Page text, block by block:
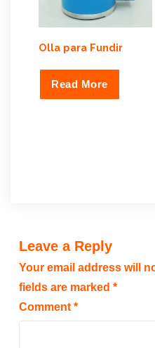
Olla para Fundir
Read More
Leave a Reply
Your email address will
fields are marked *
Comment *